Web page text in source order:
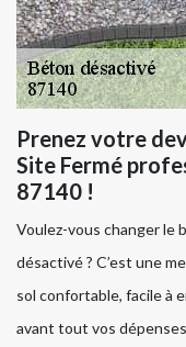
Prenez votre
Site Fermé
87140 !
Voulez-vous changer le
désactivé ? C’est une
sol confortable, facile à
avant tout vos